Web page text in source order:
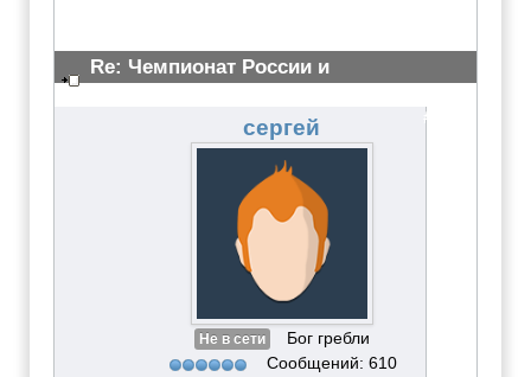
Re: Чемпионат России и
#2233
сергей
Не в сети
Бог гребли
Сообщений: 610